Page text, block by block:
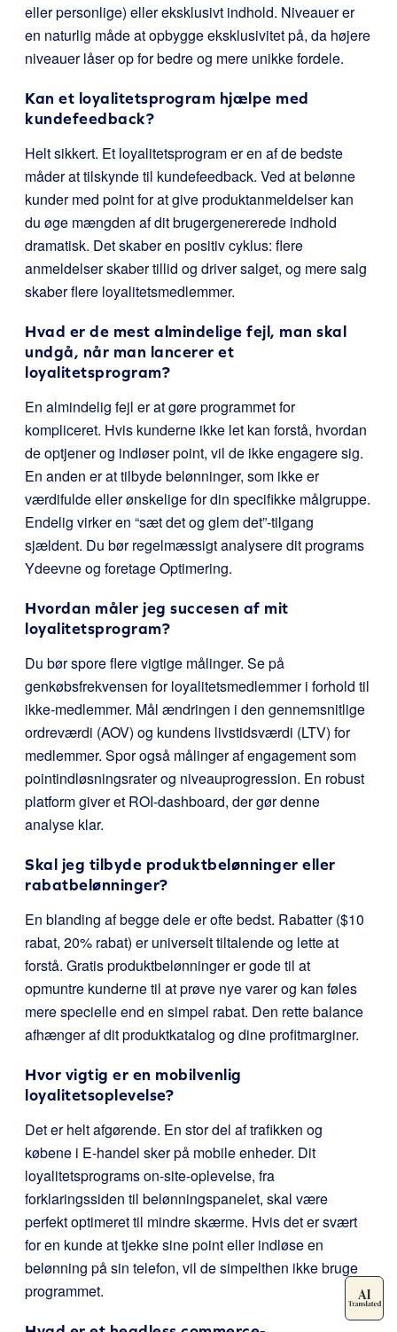
eller personlige) eller eksklusivt indhold. Niveauer er
en naturlig måde at opbygge eksklusivitet på, da højere
niveauer låser op for bedre og mere unikke fordele.
Kan et loyalitetsprogram hjælpe med
kundefeedback?
Helt sikkert. Et loyalitetsprogram er en af de bedste
måder at tilskynde til kundefeedback. Ved at belønne
kunder med point for at give produktanmeldelser kan
du øge mængden af dit brugergenererede indhold
dramatisk. Det skaber en positiv cyklus: flere
anmeldelser skaber tillid og driver salget, og mere salg
skaber flere loyalitetsmedlemmer.
Hvad er de mest almindelige fejl, man skal
undgå, når man lancerer et
loyalitetsprogram?
En almindelig fejl er at gøre programmet for
kompliceret. Hvis kunderne ikke let kan forstå, hvordan
de optjener og indløser point, vil de ikke engagere sig.
En anden er at tilbyde belønninger, som ikke er
værdifulde eller ønskelige for din specifikke målgruppe.
Endelig virker en “sæt det og glem det”-tilgang
sjældent. Du bør regelmæssigt analysere dit programs
Ydeevne og foretage Optimering.
Hvordan måler jeg succesen af mit
loyalitetsprogram?
Du bør spore flere vigtige målinger. Se på
genkøbsfrekvensen for loyalitetsmedlemmer i forhold til
ikke-medlemmer. Mål ændringen i den gennemsnitlige
ordreværdi (AOV) og kundens livstidsværdi (LTV) for
medlemmer. Spor også målinger af engagement som
pointindløsningsrater og niveauprogression. En robust
platform giver et ROI-dashboard, der gør denne
analyse klar.
Skal jeg tilbyde produktbelønninger eller
rabatbelønninger?
En blanding af begge dele er ofte bedst. Rabatter ($10
rabat, 20% rabat) er universelt tiltalende og lette at
forstå. Gratis produktbelønninger er gode til at
opmuntre kunderne til at prøve nye varer og kan føles
mere specielle end en simpel rabat. Den rette balance
afhænger af dit produktkatalog og dine profitmarginer.
Hvor vigtig er en mobilvenlig
loyalitetsoplevelse?
Det er helt afgørende. En stor del af trafikken og
købene i E-handel sker på mobile enheder. Dit
loyalitetsprograms on-site-oplevelse, fra
forklaringssiden til belønningspanelet, skal være
perfekt optimeret til mindre skærme. Hvis det er svært
for en kunde at tjekke sine point eller indløse en
belønning på sin telefon, vil de simpelthen ikke bruge
programmet.